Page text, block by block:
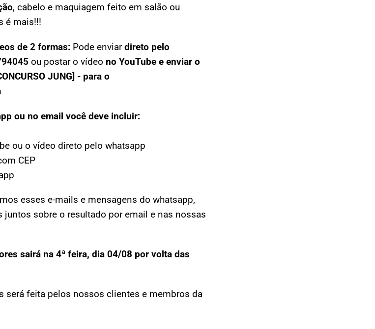
, cabelo e maquiagem feito em salão ou
é mais!!!
de 2 formas: Pode enviardireto pelo
ou postar o vídeo no YouTube e enviar o
JUNG] - para o
ou no email você deve incluir:
ou o vídeo direto pelo whatsapp
CEP
esses e-mails e mensagens do whatsapp,
sobre o resultado por email e nas nossas
sairá na 4ª feira, dia 04/08 por volta das
será feita pelos nossos clientes e membros da